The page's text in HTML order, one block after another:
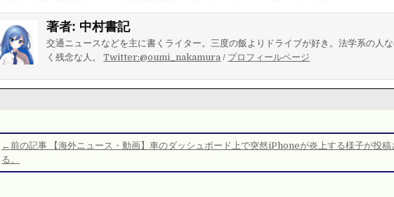
著者: 中村書記
交通ニュースなどを主に書くライター。三度の飯よりドライブが好き。法学系の人
く残念な人。Twitter:@oumi_nakamura / プロフィールページ
稿
ナ
←前の記事 【海外ニュース・動画】車のダッシュボード上で突然iPhoneが炎上する様子が投稿
る。